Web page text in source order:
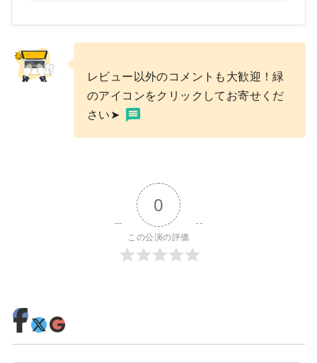
レビュー以外のコメントも大歓迎！緑
のアイコンをクリックしてお寄せくだ
さい➤
0
この公演の評価